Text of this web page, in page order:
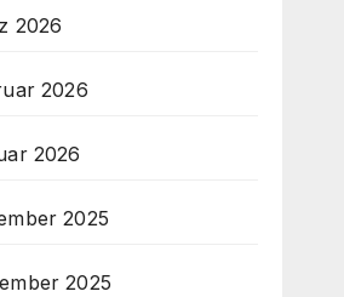
2026
2026
2026
2025
2025